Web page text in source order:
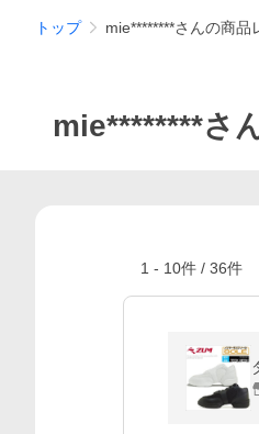
トップ mie********さんの商品
mie********さ
1 - 10件 / 36件